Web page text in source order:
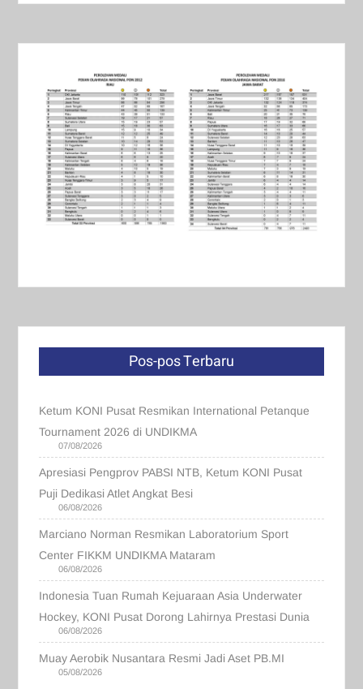
Pos-pos Terbaru
Ketum KONI Pusat Resmikan International Petanque
Tournament 2026 di UNDIKMA
07/08/2026
Apresiasi Pengprov PABSI NTB, Ketum KONI Pusat
Puji Dedikasi Atlet Angkat Besi
06/08/2026
Marciano Norman Resmikan Laboratorium Sport
Center FIKKM UNDIKMA Mataram
06/08/2026
Indonesia Tuan Rumah Kejuaraan Asia Underwater
Hockey, KONI Pusat Dorong Lahirnya Prestasi Dunia
06/08/2026
Muay Aerobik Nusantara Resmi Jadi Aset PB.MI
05/08/2026